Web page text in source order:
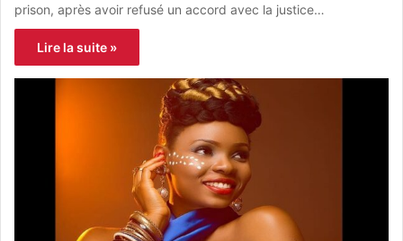
prison, après avoir refusé un accord avec la justice…
Lire la suite »